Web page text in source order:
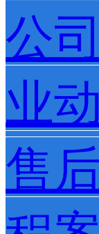
公
业
售